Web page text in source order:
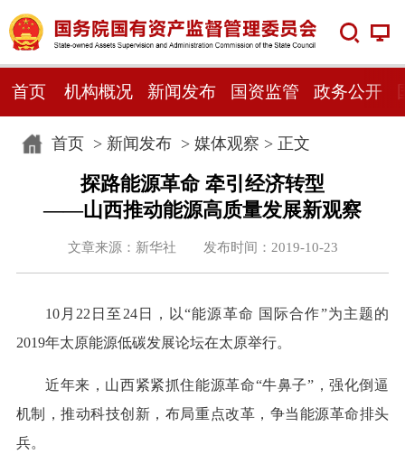
首页 机构概况 新闻发布 国资监管 政务公开
首页> 新闻发布> 媒体观察 > 正文
探路能源革命 牵引经济转型
——山西推动能源高质量发展新观察
文章来源：新华社 发布时间：2019-10-23
10月22日至24日，以“能源革命 国际合作”为主题的
2019年太原能源低碳发展论坛在太原举行。
近年来，山西紧紧抓住能源革命“牛鼻子”，强化倒逼
机制，推动科技创新，布局重点改革，争当能源革命排头
兵。